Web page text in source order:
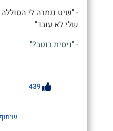
- "שיט נגמרה לי
שלי לא עובד"
- "ניסית רוטב?"
439
שיתוף